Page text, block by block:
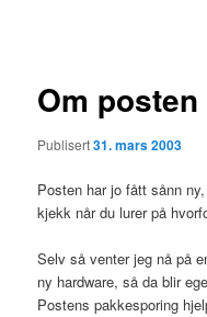
Om posten
Publisert31. mars 2003
Posten har jo fått sånn
kjekk når du lurer på
Selv så venter jeg nå på
ny hardware, så da blir
Postens pakkesporing